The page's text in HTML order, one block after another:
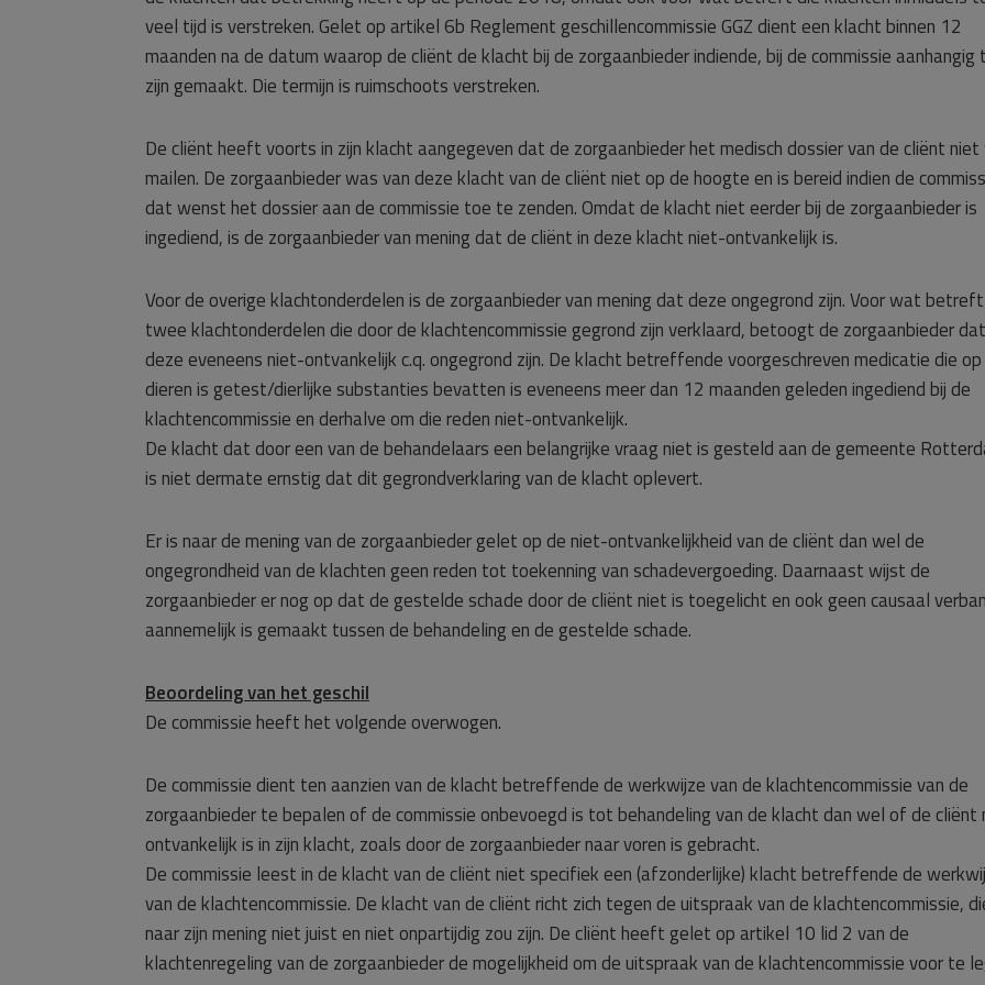
veel tijd is verstreken. Gelet op artikel 6b Reglement geschillencommissie GGZ dient een klacht binnen 12
maanden na de datum waarop de cliënt de klacht bij de zorgaanbieder indiende, bij de commissie aanhangig
zijn gemaakt. Die termijn is ruimschoots verstreken.
De cliënt heeft voorts in zijn klacht aangegeven dat de zorgaanbieder het medisch dossier van de cliënt niet
mailen. De zorgaanbieder was van deze klacht van de cliënt niet op de hoogte en is bereid indien de
dat wenst het dossier aan de commissie toe te zenden. Omdat de klacht niet eerder bij de zorgaanbieder is
ingediend, is de zorgaanbieder van mening dat de cliënt in deze klacht niet-ontvankelijk is.
Voor de overige klachtonderdelen is de zorgaanbieder van mening dat deze ongegrond zijn. Voor wat
twee klachtonderdelen die door de klachtencommissie gegrond zijn verklaard, betoogt de zorgaanbieder dat
deze eveneens niet-ontvankelijk c.q. ongegrond zijn. De klacht betreffende voorgeschreven medicatie die op
dieren is getest/dierlijke substanties bevatten is eveneens meer dan 12 maanden geleden ingediend bij de
klachtencommissie en derhalve om die reden niet-ontvankelijk.
De klacht dat door een van de behandelaars een belangrijke vraag niet is gesteld aan de gemeente
is niet dermate ernstig dat dit gegrondverklaring van de klacht oplevert.
Er is naar de mening van de zorgaanbieder gelet op de niet-ontvankelijkheid van de cliënt dan wel de
ongegrondheid van de klachten geen reden tot toekenning van schadevergoeding. Daarnaast wijst de
zorgaanbieder er nog op dat de gestelde schade door de cliënt niet is toegelicht en ook geen causaal
aannemelijk is gemaakt tussen de behandeling en de gestelde schade.
Beoordeling van het geschil
De commissie heeft het volgende overwogen.
De commissie dient ten aanzien van de klacht betreffende de werkwijze van de klachtencommissie van de
zorgaanbieder te bepalen of de commissie onbevoegd is tot behandeling van de klacht dan wel of de cliënt
ontvankelijk is in zijn klacht, zoals door de zorgaanbieder naar voren is gebracht.
De commissie leest in de klacht van de cliënt niet specifiek een (afzonderlijke) klacht betreffende de
van de klachtencommissie. De klacht van de cliënt richt zich tegen de uitspraak van de klachtencommissie,
naar zijn mening niet juist en niet onpartijdig zou zijn. De cliënt heeft gelet op artikel 10 lid 2 van de
klachtenregeling van de zorgaanbieder de mogelijkheid om de uitspraak van de klachtencommissie voor te